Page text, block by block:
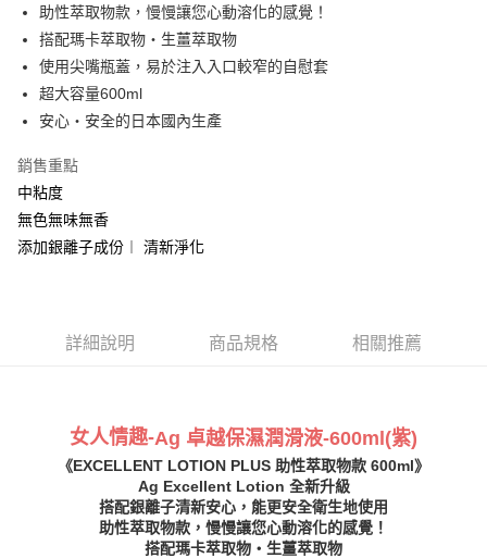
全家取貨付款
每筆NT$60，滿NT$999(含以上)免運費
付款後全家取貨
每筆NT$60，滿NT$999(含以上)免運費
每筆NT$60，滿NT$999(含以上)免運費
付款後7-11取貨
每筆NT$60，滿NT$999(含以上)免運費
助性萃取物款，慢慢讓您心動溶化的感覺！
搭配瑪卡萃取物・生薑萃取物
使用尖嘴瓶蓋，易於注入入口較窄的自慰套
超大容量600ml
安心・安全的日本國內生產
銷售重點
中粘度
無色無味無香
添加銀離子成份︱ 清新淨化
詳細說明 商品規格 相關推薦
女人情趣-Ag 卓越保濕潤滑液-600ml(紫)
《EXCELLENT LOTION PLUS 助性萃取物款 600ml》
Ag Excellent Lotion 全新升級
搭配銀離子清新安心，能更安全衛生地使用
助性萃取物款，慢慢讓您心動溶化的感覺！
搭配瑪卡萃取物・生薑萃取物